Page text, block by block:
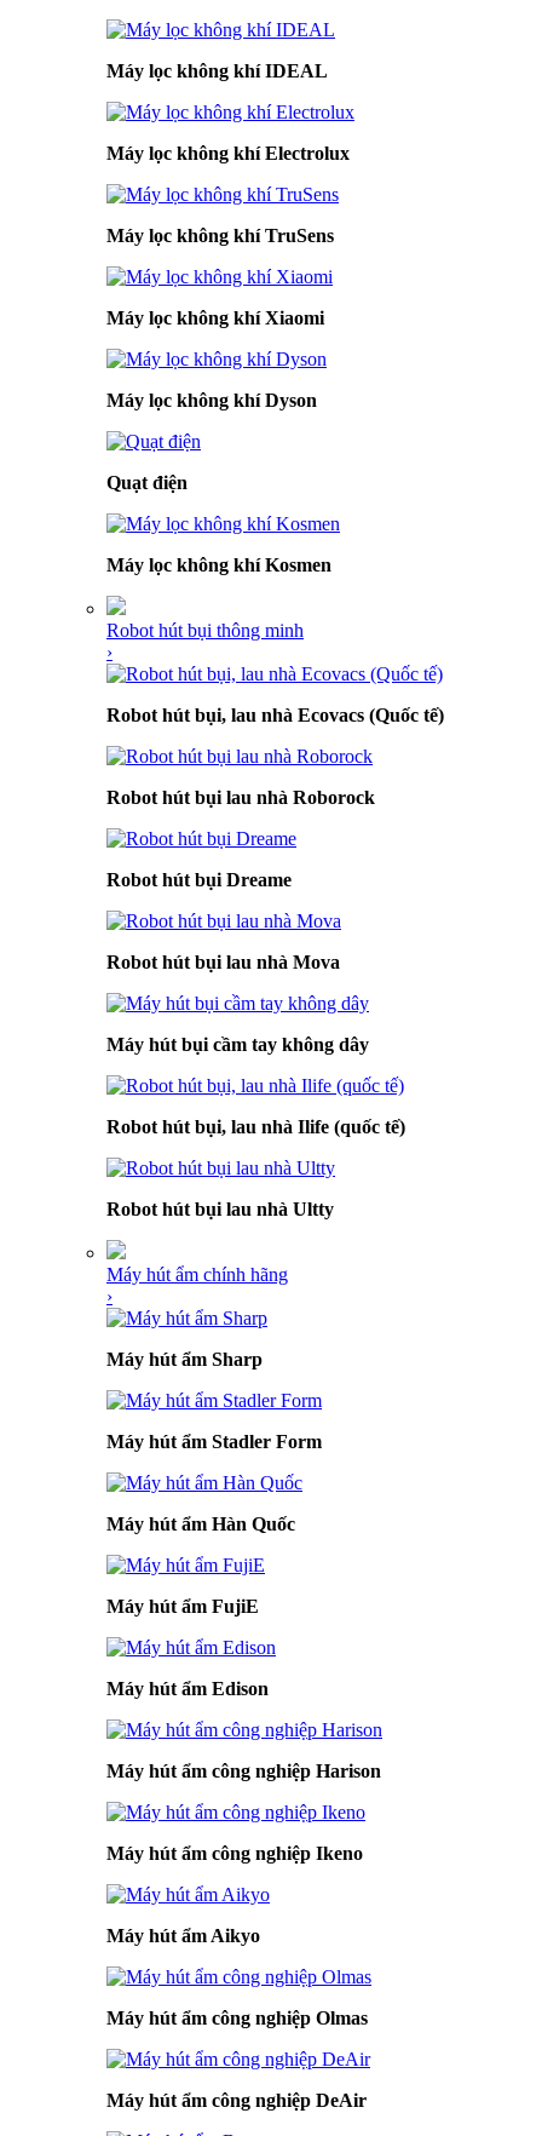
Máy lọc không khí IDEAL
Máy lọc không khí Electrolux
Máy lọc không khí TruSens
Máy lọc không khí Xiaomi
Máy lọc không khí Dyson
Quạt điện
Máy lọc không khí Kosmen
Robot hút bụi thông minh
›
Robot hút bụi, lau nhà Ecovacs (Quốc tế)
Robot hút bụi lau nhà Roborock
Robot hút bụi Dreame
Robot hút bụi lau nhà Mova
Máy hút bụi cầm tay không dây
Robot hút bụi, lau nhà Ilife (quốc tế)
Robot hút bụi lau nhà Ultty
Máy hút ẩm chính hãng
›
Máy hút ẩm Sharp
Máy hút ẩm Stadler Form
Máy hút ẩm Hàn Quốc
Máy hút ẩm FujiE
Máy hút ẩm Edison
Máy hút ẩm công nghiệp Harison
Máy hút ẩm công nghiệp Ikeno
Máy hút ẩm Aikyo
Máy hút ẩm công nghiệp Olmas
Máy hút ẩm công nghiệp DeAir